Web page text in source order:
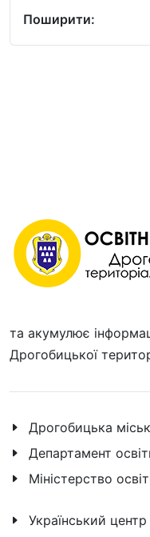
Поширити:
та акумулює
Дрогобицької
Дрогобицька
Департамент
Міністерство
Український